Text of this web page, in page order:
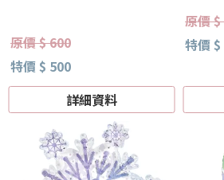
原價 $ 600
特價 $ 500
詳細資料
原價
特價